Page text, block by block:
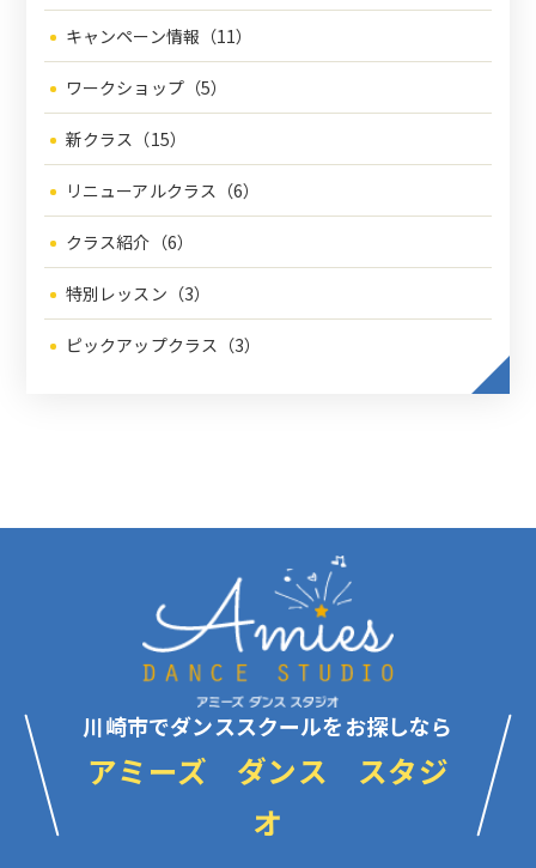
キャンペーン情報（11）
ワークショップ（5）
新クラス（15）
リニューアルクラス（6）
クラス紹介（6）
特別レッスン（3）
ピックアップクラス（3）
川崎市でダンススクールをお探しなら
アミーズ ダンス スタジ
オ